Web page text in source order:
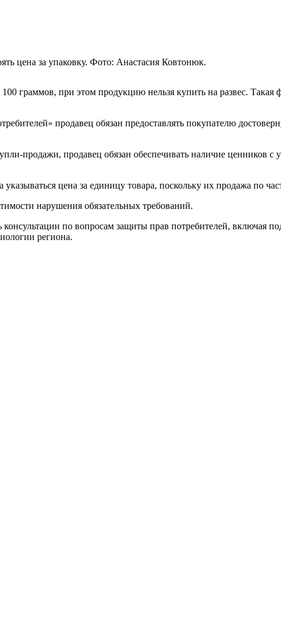
цена за упаковку. Фото: Анастасия Ковтонюк.
граммов, при этом продукцию нельзя купить на развес.
продавец обязан предоставлять покупателю
продажи, продавец обязан обеспечивать наличие ценников с
цена за единицу товара, поскольку их продажа по
нарушения обязательных требований.
по вопросам защиты прав потребителей, включая
региона.